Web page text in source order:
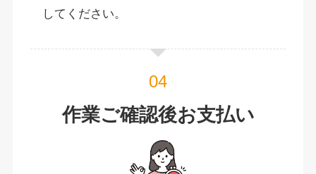
してください。
作業ご確認後お支払い